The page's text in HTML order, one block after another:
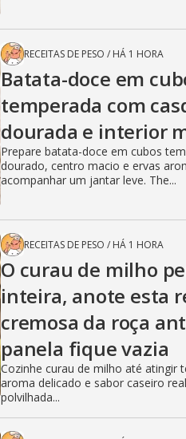
RECEITAS DE PESO / HÁ 1 HORA
Batata-doce em
temperada com
dourada e interior
Prepare batata-doce em cubos
dourado, centro macio e ervas
acompanhar um jantar leve. The...
RECEITAS DE PESO / HÁ 1 HORA
O curau de milho
inteira, anote esta
cremosa da roça
panela fique vazia
Cozinhe curau de milho até atingir
aroma delicado e sabor caseiro
polvilhada...